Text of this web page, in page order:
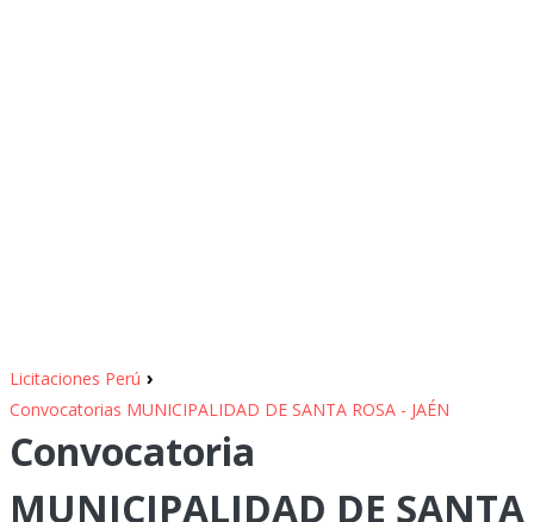
Licitaciones Perú ›
Convocatorias MUNICIPALIDAD DE SANTA ROSA - JAÉN
Convocatoria
MUNICIPALIDAD DE SANTA